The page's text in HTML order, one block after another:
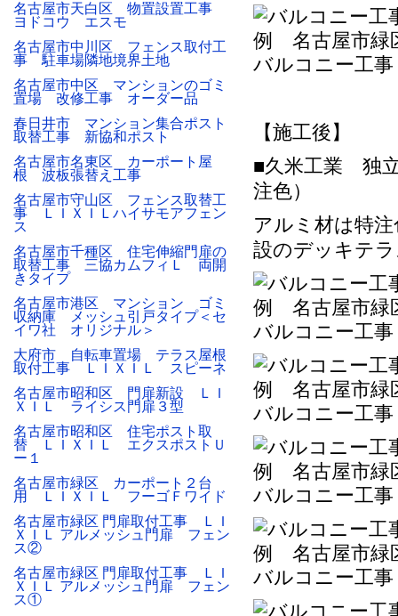
バルコニー工
【施工後】
■久米工業 独
注色）
アルミ材は特
設のデッキテ
バルコニー工
バルコニー工
バルコニー工
バルコニー工
名古屋市天白区 物置設置工事
ヨドコウ エスモ
名古屋市中川区 フェンス取付工
事 駐車場隣地境界土地
名古屋市中区 マンションのゴミ
置場 改修工事 オーダー品
春日井市 マンション集合ポスト
取替工事 新協和ポスト
名古屋市名東区 カーポート屋
根 波板張替え工事
名古屋市守山区 フェンス取替工
事 ＬＩＸＩＬハイサモアフェン
ス
名古屋市千種区 住宅伸縮門扉の
取替工事 三協カムフィＬ 両開
きタイプ
名古屋市港区 マンション ゴミ
収納庫 メッシュ引戸タイプ＜セ
イワ社 オリジナル＞
大府市 自転車置場 テラス屋根
取付工事 ＬＩＸＩＬ スピーネ
名古屋市昭和区 門扉新設 ＬＩ
ＸＩＬ ライシス門扉３型
名古屋市昭和区 住宅ポスト取
替 ＬＩＸＩＬ エクスポストＵ
ー１
名古屋市緑区 カーポート２台
用 ＬＩＸＩＬ フーゴＦワイド
名古屋市緑区 門扉取付工事 ＬＩ
ＸＩＬ アルメッシュ門扉 フェン
ス②
名古屋市緑区 門扉取付工事 ＬＩ
ＸＩＬ アルメッシュ門扉 フェン
ス①